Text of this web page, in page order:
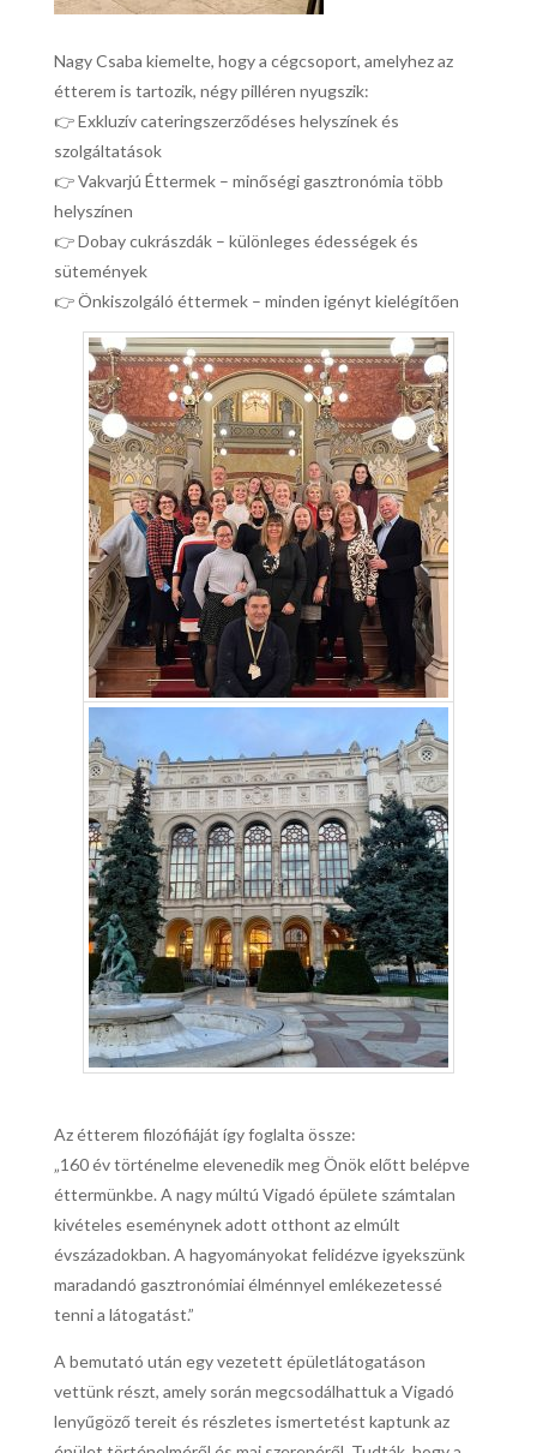
Nagy Csaba kiemelte, hogy a cégcsoport, amelyhez az
étterem is tartozik, négy pilléren nyugszik:
👉 Exkluzív cateringszerződéses helyszínek és
szolgáltatások
👉 Vakvarjú Éttermek – minőségi gasztronómia több
helyszínen
👉 Dobay cukrászdák – különleges édességek és
sütemények
👉 Önkiszolgáló éttermek – minden igényt kielégítően
Az étterem filozófiáját így foglalta össze:
„160 év történelme elevenedik meg Önök előtt belépve
éttermünkbe. A nagy múltú Vigadó épülete számtalan
kivételes eseménynek adott otthont az elmúlt
évszázadokban. A hagyományokat felidézve igyekszünk
maradandó gasztronómiai élménnyel emlékezetessé
tenni a látogatást.”
A bemutató után egy vezetett épületlátogatáson
vettünk részt, amely során megcsodálhattuk a Vigadó
lenyűgöző tereit és részletes ismertetést kaptunk az